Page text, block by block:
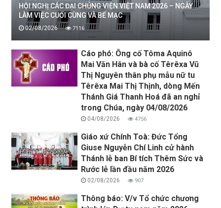
HỘI NGHỊ CÁC ĐẠI CHỦNG VIỆN VIỆT NAM 2026 – NGÀY
LÀM VIỆC CUỐI CÙNG VÀ BẾ MẠC
02/08/2026 7116
Cáo phó: Ông cố Tôma Aquinô
Mai Văn Hân và bà cố Têrêxa Vũ
Thị Nguyên thân phụ mẫu nữ tu
Têrêxa Mai Thị Thịnh, dòng Mến
Thánh Giá Thanh Hoá đã an nghỉ
trong Chúa, ngày 04/08/2026
04/08/2026 4756
Giáo xứ Chính Toà: Đức Tổng
Giuse Nguyễn Chí Linh cử hành
Thánh lễ ban Bí tích Thêm Sức và
Rước lễ lần đầu năm 2026
02/08/2026 907
Thông báo: V/v Tổ chức chương